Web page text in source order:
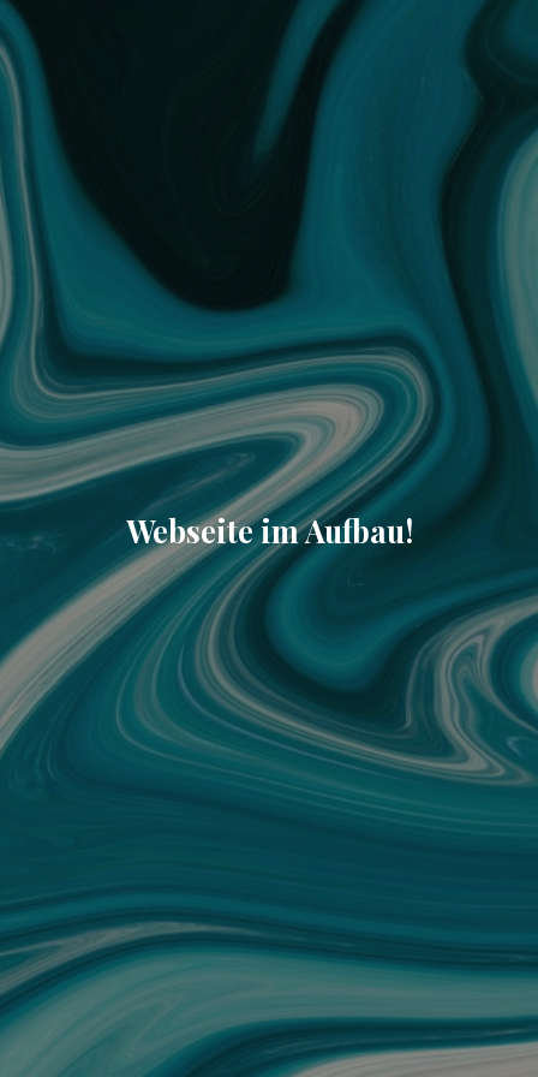
Webseite im Aufbau!